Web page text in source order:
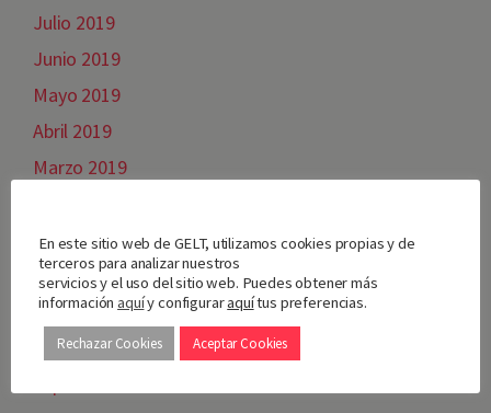
Julio 2019
Junio 2019
Mayo 2019
Abril 2019
Marzo 2019
Enero 2019
Diciembre 2018
Noviembre 2018
Octubre 2018
En este sitio web de GELT, utilizamos cookies propias y de
terceros para analizar nuestros
servicios y el uso del sitio web. Puedes obtener más
informaciónaquíy configuraraquítus preferencias.
Rechazar Cookies Aceptar Cookies